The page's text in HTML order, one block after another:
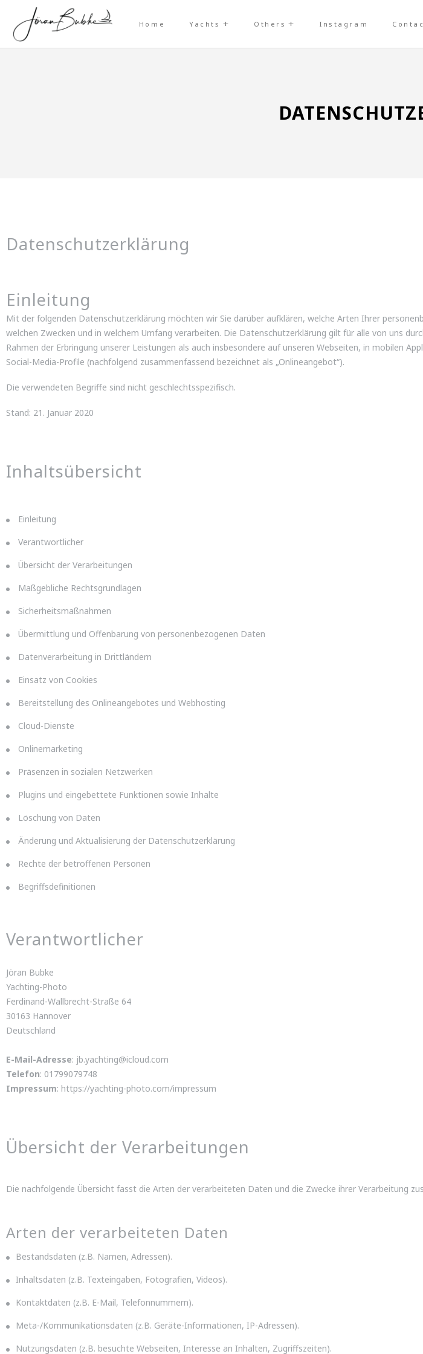
Home Yachts Others Instagram
Datenschutzerklärung
Einleitung
Mit der folgenden Datenschutzerklärung möchten wir Sie darüber aufklären, welche Arten Ihrer
welchen Zwecken und in welchem Umfang verarbeiten. Die Datenschutzerklärung gilt für alle von uns
Rahmen der Erbringung unserer Leistungen als auch insbesondere auf unseren Webseiten, in mobilen
Social-Media-Profile (nachfolgend zusammenfassend bezeichnet als „Onlineangebot“).
Die verwendeten Begriffe sind nicht geschlechtsspezifisch.
Stand: 21. Januar 2020
Inhaltsübersicht
Einleitung
Verantwortlicher
Übersicht der Verarbeitungen
Maßgebliche Rechtsgrundlagen
Sicherheitsmaßnahmen
Übermittlung und Offenbarung von personenbezogenen Daten
Datenverarbeitung in Drittländern
Einsatz von Cookies
Bereitstellung des Onlineangebotes und Webhosting
Cloud-Dienste
Onlinemarketing
Präsenzen in sozialen Netzwerken
Plugins und eingebettete Funktionen sowie Inhalte
Löschung von Daten
Änderung und Aktualisierung der Datenschutzerklärung
Rechte der betroffenen Personen
Begriffsdefinitionen
Verantwortlicher
Jöran Bubke
Yachting-Photo
Ferdinand-Wallbrecht-Straße 64
30163 Hannover
Deutschland
E-Mail-Adresse: jb.yachting@icloud.com
Telefon: 01799079748
Impressum: https://yachting-photo.com/impressum
Übersicht der Verarbeitungen
Die nachfolgende Übersicht fasst die Arten der verarbeiteten Daten und die Zwecke ihrer Verarbeitung
Arten der verarbeiteten Daten
Bestandsdaten (z.B. Namen, Adressen).
Inhaltsdaten (z.B. Texteingaben, Fotografien, Videos).
Kontaktdaten (z.B. E-Mail, Telefonnummern).
Meta-/Kommunikationsdaten (z.B. Geräte-Informationen, IP-Adressen).
Nutzungsdaten (z.B. besuchte Webseiten, Interesse an Inhalten, Zugriffszeiten).